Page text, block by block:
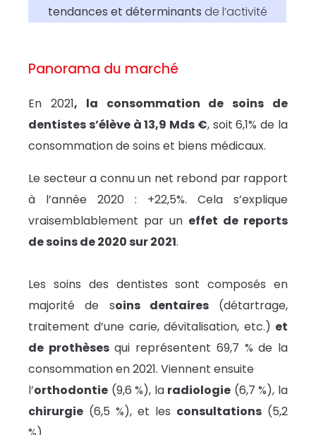
tendances et déterminants de l’activité
Panorama du marché
En 2021, la consommation de soins de
dentistes s’élève à 13,9 Mds €, soit 6,1% de la
consommation de soins et biens médicaux.
Le secteur a connu un net rebond par rapport
à l’année 2020 : +22,5%. Cela s’explique
vraisemblablement par un effet de reports
de soins de 2020 sur 2021.
Les soins des dentistes sont composés en
majorité de soins dentaires(détartrage,
traitement d’une carie, dévitalisation, etc.) et
de prothèsesqui représentent 69,7 % de la
consommation en 2021. Viennent ensuite
l’orthodontie (9,6 %), la radiologie (6,7 %), la
chirurgie (6,5 %), et les consultations (5,2